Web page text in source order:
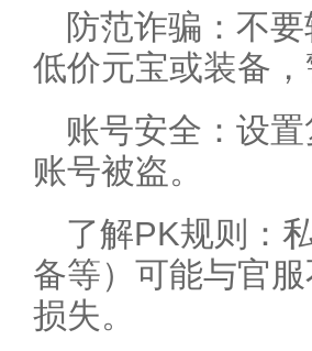
防范诈骗：不
低价元宝或装备
账号安全：设
账号被盗。
了解PK规则：
备等）可能与官
损失。